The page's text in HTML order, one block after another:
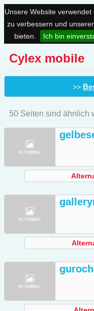
Unsere Website
zu verbessern und
bieten.
Ich bin
Cylex mobile
>>
50 Seiten sind ähnlich